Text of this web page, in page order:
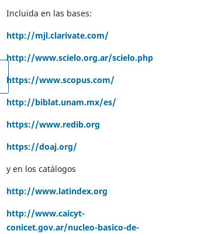
Incluida en las bases:
http://mjl.clarivate.com/
http://www.scielo.org.ar/scielo.php
https://www.scopus.com/
http://biblat.unam.mx/es/
https://www.redib.org
https://doaj.org/
y en los catálogos
http://www.latindex.org
http://www.caicyt-
conicet.gov.ar/nucleo-basico-de-